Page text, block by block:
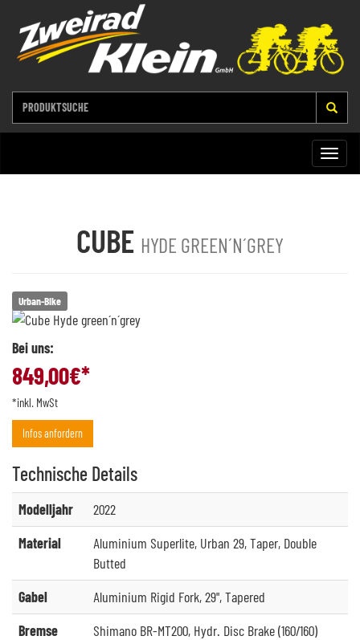
Toggle
CUBE HYDE GREEN´N´GREY
Urban-Bike
Bei uns:
849,00€*
*inkl. MwSt
Infos anfordern
Technische Details
Modelljahr
2022
Material
Aluminium Superlite, Urban 29, Taper, Double
Butted
Gabel
Aluminium Rigid Fork, 29", Tapered
Bremse
Shimano BR-MT200, Hydr. Disc Brake (160/160)